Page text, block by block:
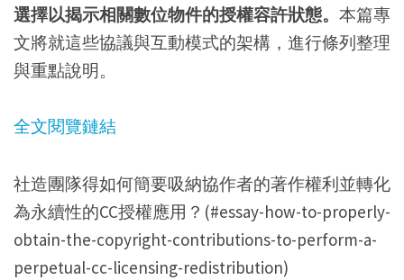
選擇以揭示相關數位物件的授權容許狀態。 本篇專
文將就這些協議與互動模式的架構，進行條列整理
與重點說明。
全文閱覽鏈結
社造團隊得如何簡要吸納協作者的著作權利並轉化
為永續性的CC授權應用？(#essay-how-to-properly-
obtain-the-copyright-contributions-to-perform-a-
perpetual-cc-licensing-redistribution)